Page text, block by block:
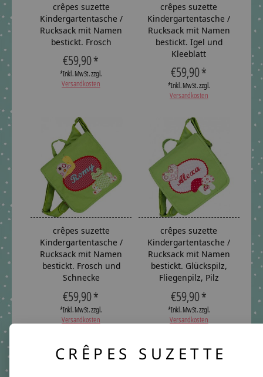
crêpes suzette
Kindergartentasche /
Rucksack mit Namen
bestickt. Frosch
€59,90 *
*Inkl. MwSt. zzgl.
Versandkosten
crêpes suzette
Kindergartentasche /
Rucksack mit Namen
bestickt. Igel und
Kleeblatt
€59,90 *
*Inkl. MwSt. zzgl.
Versandkosten
crêpes suzette
Kindergartentasche /
Rucksack mit Namen
bestickt. Frosch und
Schnecke
€59,90 *
*Inkl. MwSt. zzgl.
Versandkosten
crêpes suzette
Kindergartentasche /
Rucksack mit Namen
bestickt. Glückspilz,
Fliegenpilz, Pilz
€59,90 *
*Inkl. MwSt. zzgl.
Versandkosten
CRÊPES SUZETTE